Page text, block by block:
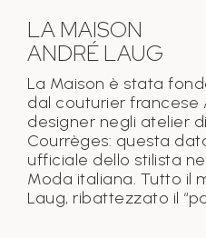
LA MAISON
ANDRÉ LAUG
La Maison è stata
dal couturier francese
designer negli atelier
Courrèges: questa
ufficiale dello stilista
Moda italiana. Tutto il
Laug, ribattezzato il